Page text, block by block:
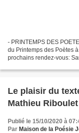
- PRINTEMPS DES
du Printemps des Poètes
prochains rendez-vous:
Le plaisir du
Mathieu Riboulet
Publié le 15/10/2020 à
Par Maison de la Poésie